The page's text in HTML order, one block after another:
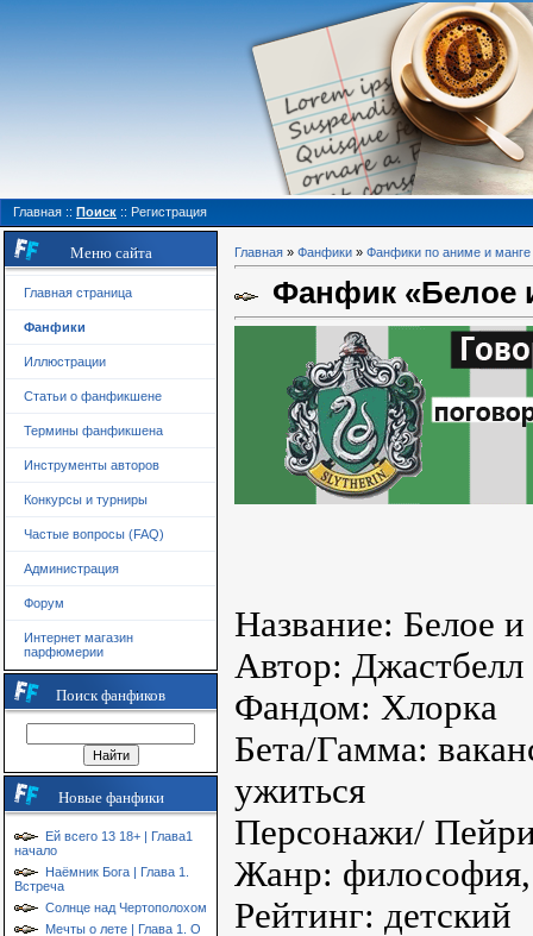
Главная :: Поиск :: Регистрация
Меню сайта
Главная страница
Фанфики
Иллюстрации
Статьи о фанфикшене
Термины фанфикшена
Инструменты авторов
Конкурсы и турниры
Частые вопросы (FAQ)
Администрация
Форум
Интернет магазин
парфюмерии
Поиск фанфиков
Новые фанфики
Ей всего 13 18+ | Глава1
начало
Наёмник Бога | Глава 1.
Встреча
Солнце над Чертополохом
Мечты о лете | Глава 1. О
Главная » Фанфики » Фанфики по аниме и манге
Фанфик «Белое
Название: Белое и
Автор: Джастбелл
Фандом: Хлорка
Бета/Гамма:
ужиться
Персонажи/
Жанр: философия,
Рейтинг: детский